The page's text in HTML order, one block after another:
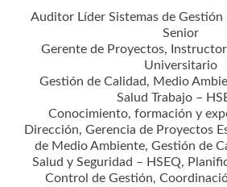
Auditor Líder Sistemas de
Senior
Gerente de Proyectos,
Universitario
Gestión de Calidad, Medio
Salud Trabajo –
Conocimiento, formación y
Dirección, Gerencia de Proyectos
de Medio Ambiente, Gestión de
Salud y Seguridad – HSEQ,
Control de Gestión,